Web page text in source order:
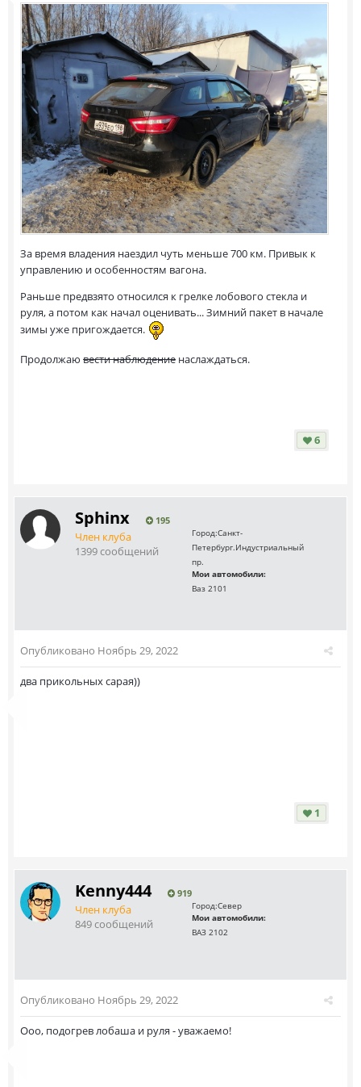
За время владения наездил чуть меньше 700 км. Привык к
управлению и особенностям вагона.
Раньше предвзято относился к грелке лобового стекла и
руля, а потом как начал оценивать... Зимний пакет в начале
зимы уже пригождается.
Продолжаю вести наблюдение наслаждаться.
6
Sphinx 195
Член клуба
1399 сообщений
Город:Санкт-
Петербург.Индустриальный
пр.
Мои автомобили:
Ваз 2101
Опубликовано Ноябрь 29, 2022
два прикольных сарая))
1
Kenny444 919
Член клуба
849 сообщений
Город:Север
Мои автомобили:
ВАЗ 2102
Опубликовано Ноябрь 29, 2022
Ооо, подогрев лобаша и руля - уважаемо!